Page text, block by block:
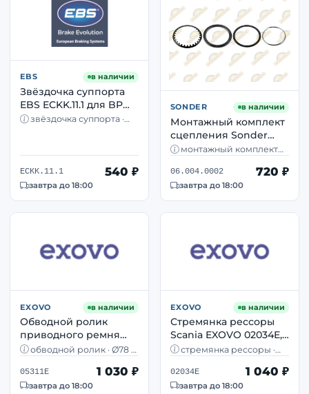
EBS в наличии
Звёздочка суппорта
EBS ECKK.11.1 для BPW,
Iveco, Mercedes-Benz,
звёздочка суппорта ·
ECKK.11.1 540 ₽
завтра до 18:00
SONDER в наличии
Монтажный комплект
сцепления Sonder
06.004.0002 — аналог
монтажный комплект
Actros · Scania 3, 4 серий
06.004.0002 720 ₽
завтра до 18:00
EXOVO в наличии
Обводной ролик
приводного ремня
Scania EXOVO 05311E
обводной ролик · Ø78 ×
1510697
05311E 1 030 ₽
завтра до 18:00
EXOVO в наличии
Стремянка рессоры
Scania EXOVO 02034E,
M24×3, 311×98 мм, с
стремянка рессоры ·
двумя гайками · Scania 4
series
02034E 1 040 ₽
завтра до 18:00